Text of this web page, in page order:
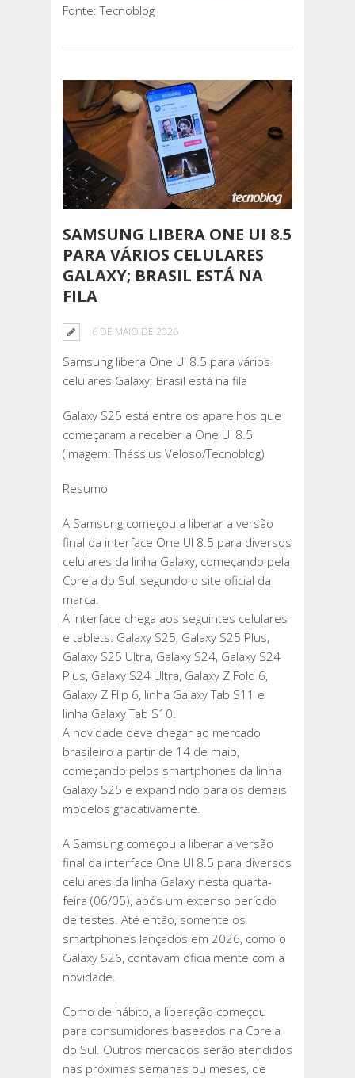
Fonte: Tecnoblog
SAMSUNG LIBERA ONE UI 8.5
PARA VÁRIOS CELULARES
GALAXY; BRASIL ESTÁ NA
FILA
6 DE MAIO DE 2026
Samsung libera One UI 8.5 para vários
celulares Galaxy; Brasil está na fila
Galaxy S25 está entre os aparelhos que
começaram a receber a One UI 8.5
(imagem: Thássius Veloso/Tecnoblog)
Resumo
A Samsung começou a liberar a versão
final da interface One UI 8.5 para diversos
celulares da linha Galaxy, começando pela
Coreia do Sul, segundo o site oficial da
marca.
A interface chega aos seguintes celulares
e tablets: Galaxy S25, Galaxy S25 Plus,
Galaxy S25 Ultra, Galaxy S24, Galaxy S24
Plus, Galaxy S24 Ultra, Galaxy Z Fold 6,
Galaxy Z Flip 6, linha Galaxy Tab S11 e
linha Galaxy Tab S10.
A novidade deve chegar ao mercado
brasileiro a partir de 14 de maio,
começando pelos smartphones da linha
Galaxy S25 e expandindo para os demais
modelos gradativamente.
A Samsung começou a liberar a versão
final da interface One UI 8.5 para diversos
celulares da linha Galaxy nesta quarta-
feira (06/05), após um extenso período
de testes. Até então, somente os
smartphones lançados em 2026, como o
Galaxy S26, contavam oficialmente com a
novidade.
Como de hábito, a liberação começou
para consumidores baseados na Coreia
do Sul. Outros mercados serão atendidos
nas próximas semanas ou meses, de